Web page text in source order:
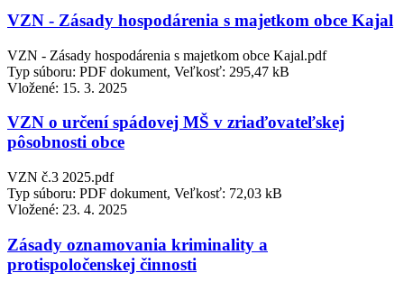
VZN - Zásady hospodárenia s majetkom obce Kajal
VZN - Zásady hospodárenia s majetkom obce Kajal.pdf
Typ súboru: PDF dokument, Veľkosť: 295,47 kB
Vložené: 15. 3. 2025
VZN o určení spádovej MŠ v zriaďovateľskej
pôsobnosti obce
VZN č.3 2025.pdf
Typ súboru: PDF dokument, Veľkosť: 72,03 kB
Vložené: 23. 4. 2025
Zásady oznamovania kriminality a
protispoločenskej činnosti